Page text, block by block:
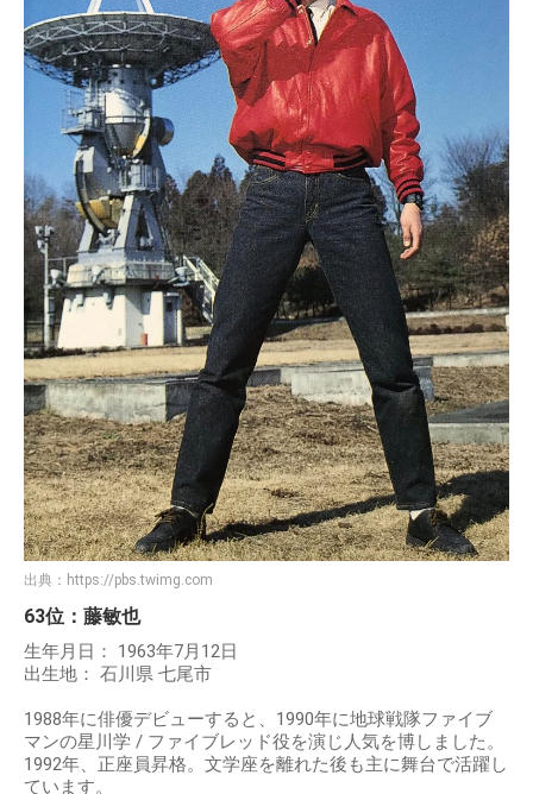
出典： https://pbs.twimg.com
63位：藤敏也
生年月日： 1963年7月12日
出生地： 石川県 七尾市
1988年に俳優デビューすると、1990年に地球戦隊ファイブ
マンの星川学 / ファイブレッド役を演じ人気を博しました。
1992年、正座員昇格。文学座を離れた後も主に舞台で活躍し
ています。